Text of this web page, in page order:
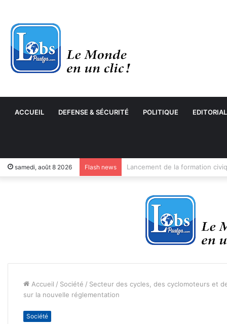
ACCUEIL DEFENSE & SÉCURITÉ POLITIQUE EDITORIAL
samedi, août 8 2026 Flash news
Accueil / Société / Secteur des cycles, des cyclomoteurs et
sur la nouvelle réglementation
Société